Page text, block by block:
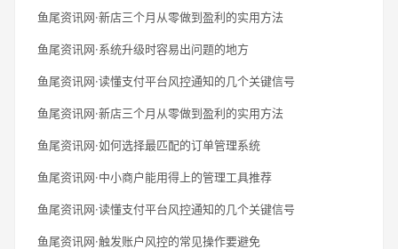
鱼尾资讯网·新店三个月从零做到盈利的实用方法
鱼尾资讯网·系统升级时容易出问题的地方
鱼尾资讯网·读懂支付平台风控通知的几个关键信号
鱼尾资讯网·新店三个月从零做到盈利的实用方法
鱼尾资讯网·如何选择最匹配的订单管理系统
鱼尾资讯网·中小商户能用得上的管理工具推荐
鱼尾资讯网·读懂支付平台风控通知的几个关键信号
鱼尾资讯网·触发账户风控的常见操作要避免